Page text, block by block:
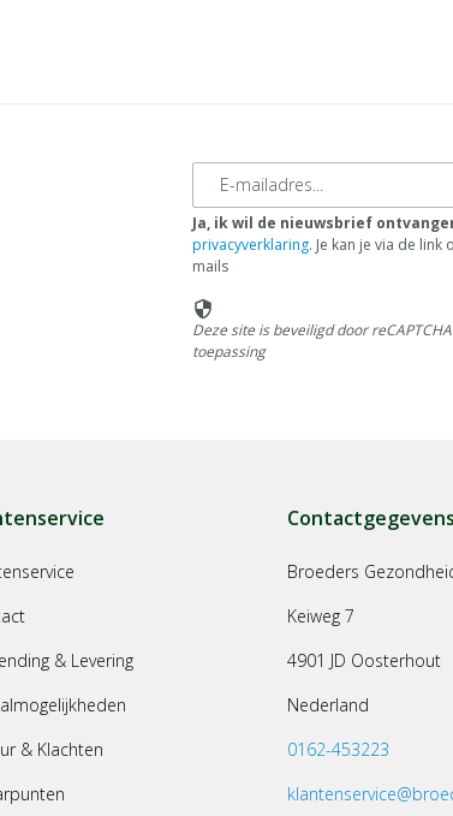
E-mailadres
Ja, ik wil de nieuwsbrief
privacyverklaring. Je kan je via de
mails
security
Deze site is beveiligd door
toepassing
& Levering
& Klachten
Contactgegevens
Broeders
Keiweg 7
4901 JD Oosterhout
Nederland
0162-453223